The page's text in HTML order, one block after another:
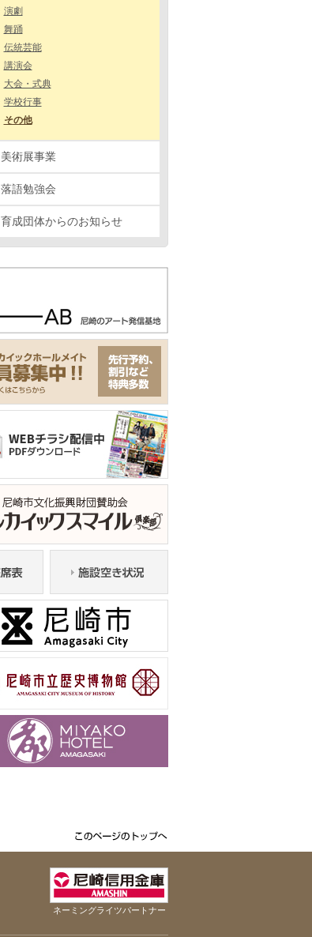
演劇
舞踊
伝統芸能
講演会
大会・式典
学校行事
その他
美術展事業
落語勉強会
育成団体からのお知らせ
ネーミングライツパートナー